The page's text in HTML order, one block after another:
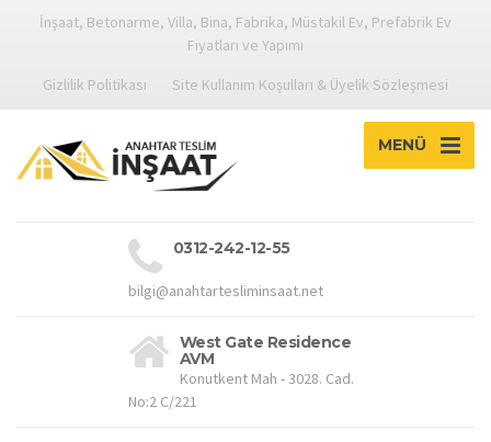
İnşaat, Betonarme, Villa, Bina, Fabrika, Müstakil Ev, Prefabrik Ev
Fiyatları ve Yapımı
Gizlilik Politikası
Site Kullanım Koşulları & Üyelik Sözleşmesi
MENÜ
0312-242-12-55
bilgi@anahtartesliminsaat.net
West Gate Residence
AVM
Konutkent Mah - 3028. Cad.
No:2 C/221